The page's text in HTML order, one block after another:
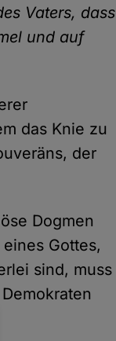
Vaters, dass
und auf
das Knie zu
der
Dogmen
Gottes,
sind, muss